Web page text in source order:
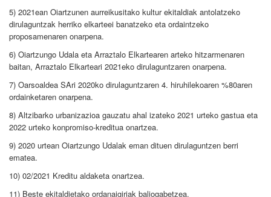
5) 2021ean Oiartzunen aurreikusitako kultur ekitaldiak antolatzeko
dirulaguntzak herriko elkarteei banatzeko eta ordaintzeko
proposamenaren onarpena.
6) Oiartzungo Udala eta Arraztalo Elkartearen arteko hitzarmenaren
baitan, Arraztalo Elkarteari 2021eko dirulaguntzaren onarpena.
7) Oarsoaldea SAri 2020ko dirulaguntzaren 4. hiruhilekoaren %80aren
ordainketaren onarpena.
8) Altzibarko urbanizazioa gauzatu ahal izateko 2021 urteko gastua eta
2022 urteko konpromiso-kreditua onartzea.
9) 2020 urtean Oiartzungo Udalak eman dituen dirulaguntzen berri
ematea.
10) 02/2021 Kreditu aldaketa onartzea.
11) Beste ekitaldietako ordanaigiriak baliogabetzea.